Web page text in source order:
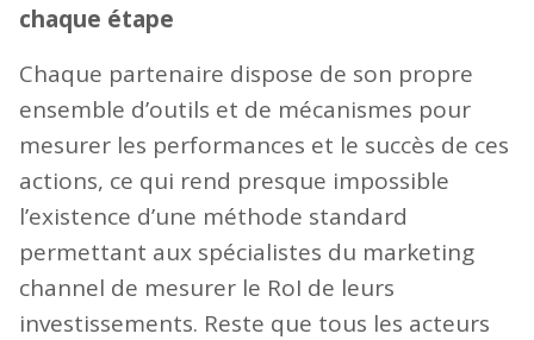
chaque étape
Chaque partenaire dispose de son propre
ensemble d’outils et de mécanismes pour
mesurer les performances et le succès de ces
actions, ce qui rend presque impossible
l’existence d’une méthode standard
permettant aux spécialistes du marketing
channel de mesurer le RoI de leurs
investissements. Reste que tous les acteurs